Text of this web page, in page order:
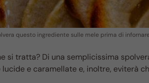
questo ingrediente sulle mele prima di
si tratta? Di una semplicissima
lucide e caramellate e, inoltre, eviterà